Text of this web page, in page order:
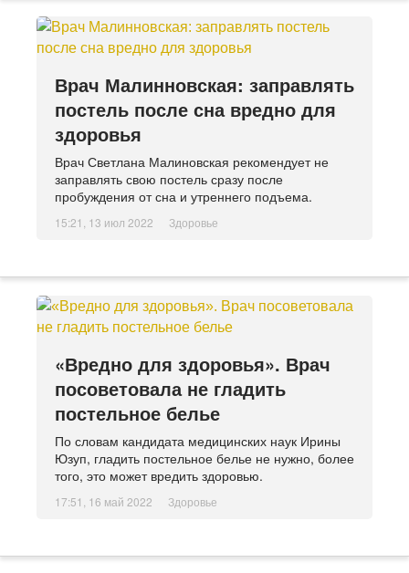
Врач Малинновская: заправлять
постель после сна вредно для
здоровья
Врач Светлана Малиновская рекомендует не
заправлять свою постель сразу после
пробуждения от сна и утреннего подъема.
15:21, 13 июл 2022 Здоровье
«Вредно для здоровья». Врач
посоветовала не гладить
постельное белье
По словам кандидата медицинских наук Ирины
Юзуп, гладить постельное белье не нужно, более
того, это может вредить здоровью.
17:51, 16 май 2022 Здоровье